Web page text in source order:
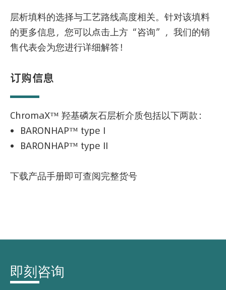
层析填料的选择与工艺路线高度相关。针对该填料
的更多信息，您可以点击上方“咨询”，我们的销
售代表会为您进行详细解答！
订购信息
ChromaX™ 羟基磷灰石层析介质包括以下两款：
BARONHAP™ type I
BARONHAP™ type II
下载产品手册即可查阅完整货号
即刻咨询